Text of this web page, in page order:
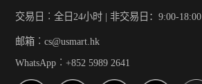
交易日︰全日24小时 | 非交易日：9:00-18:00
邮箱︰cs@usmart.hk
WhatsApp︰+852 5989 2641